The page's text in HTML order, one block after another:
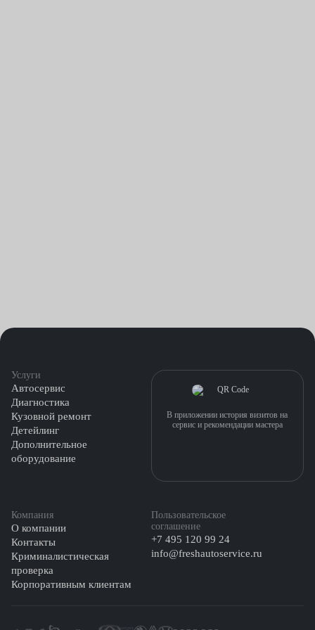
Услуги
Автосервис
Диагностика
Кузовной ремонт
Детейлинг
Дополнительное
оборудование
Компания
О компании
Контакты
Криминалистическая
проверка
Корпоративным клиентам
Пользовательское
соглашение
+7 495 120 99 24
info@freshautoservice.ru
В приложении история визитов на
сервис и рекомендации мастера